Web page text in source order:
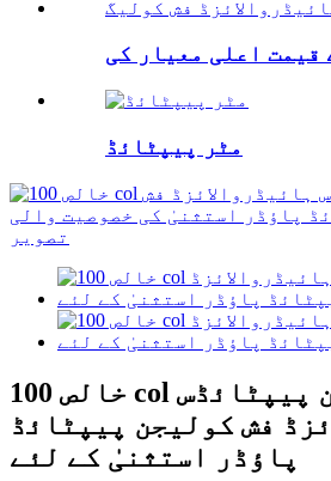
مٹر پیپٹائڈ
خالص 100 col کولیجن پیپٹائڈس
فش کولیجن پیپٹائڈ
پاؤڈر استثنیٰ کے لئے